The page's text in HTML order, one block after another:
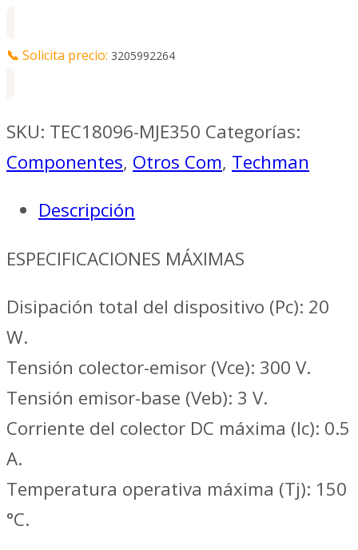
📞 Solicita precio: 3205992264
SKU: TEC18096-MJE350 Categorías:
Componentes, Otros Com, Techman
Descripción
ESPECIFICACIONES MÁXIMAS
Disipación total del dispositivo (Pc): 20
W.
Tensión colector-emisor (Vce): 300 V.
Tensión emisor-base (Veb): 3 V.
Corriente del colector DC máxima (Ic): 0.5
A.
Temperatura operativa máxima (Tj): 150
°C.